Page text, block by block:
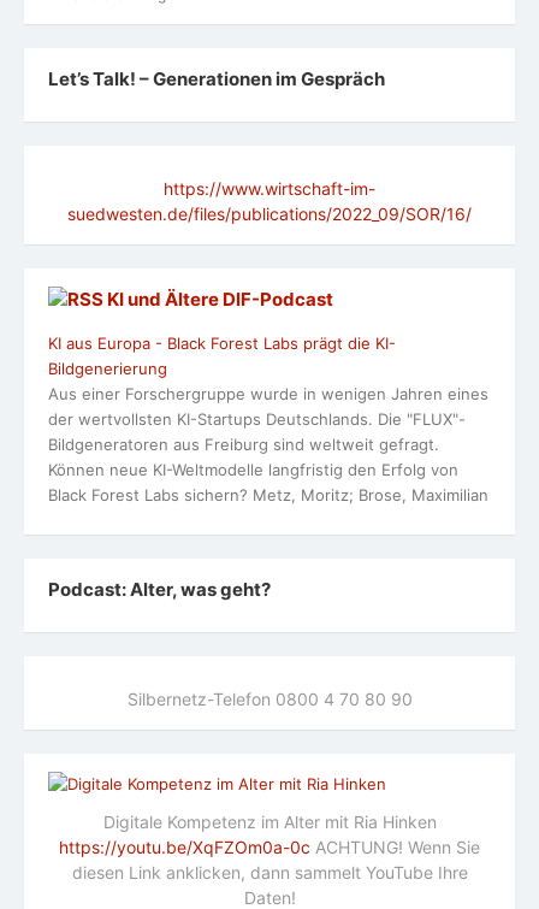
Let’s Talk! – Generationen im Gespräch
https://www.wirtschaft-im-
suedwesten.de/files/publications/2022_09/SOR/16/
KI und Ältere DlF-Podcast
KI aus Europa - Black Forest Labs prägt die KI-
Bildgenerierung
Aus einer Forschergruppe wurde in wenigen Jahren eines
der wertvollsten KI-Startups Deutschlands. Die "FLUX"-
Bildgeneratoren aus Freiburg sind weltweit gefragt.
Können neue KI-Weltmodelle langfristig den Erfolg von
Black Forest Labs sichern? Metz, Moritz; Brose, Maximilian
Podcast: Alter, was geht?
Silbernetz-Telefon 0800 4 70 80 90
Digitale Kompetenz im Alter mit Ria Hinken
https://youtu.be/XqFZOm0a-0c ACHTUNG! Wenn Sie
diesen Link anklicken, dann sammelt YouTube Ihre
Daten!